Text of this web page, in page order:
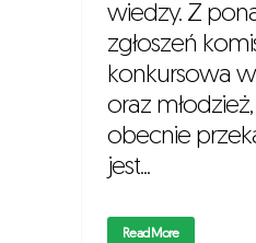
wiedzy. Z
zgłoszeń
konkursowa
oraz
obecnie
jest...
Read More